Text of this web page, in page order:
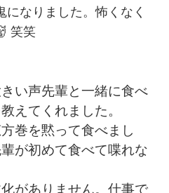
어
なりました。怖くなく
笑笑
い声先輩と一緒に食べ
えてくれました。
巻を黙って食べまし
が初めて食べて喋れな
がありません。仕事で